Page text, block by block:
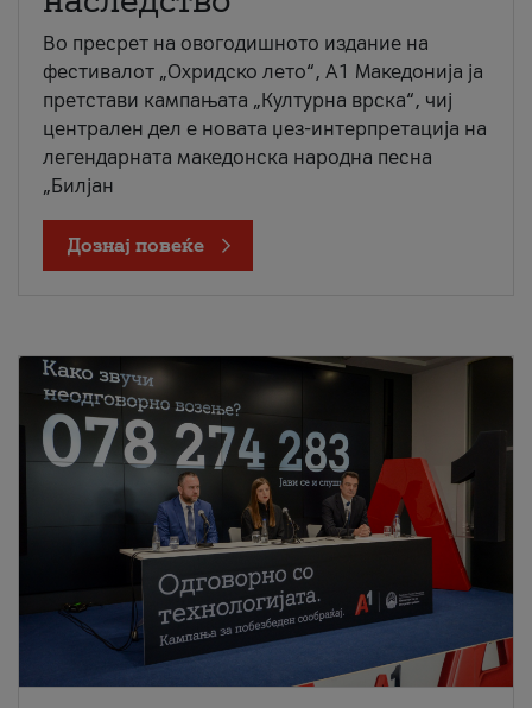
Во пресрет на овогодишното издание на
фестивалот „Охридско лето“, А1 Македонија ја
претстави кампањата „Културна врска“, чиј
централен дел е новата џез-интерпретација на
легендарната македонска народна песна
„Билјан
Дознај повеќе